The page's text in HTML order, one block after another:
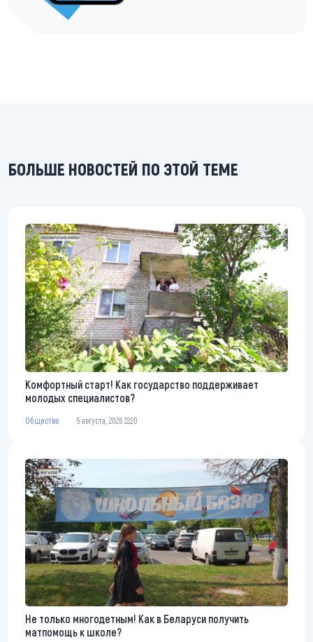
БОЛЬШЕ НОВОСТЕЙ ПО ЭТОЙ ТЕМЕ
Комфортный старт! Как государство поддерживает
молодых специалистов?
Общество 5 августа, 2026 22:20
Не только многодетным! Как в Беларуси получить
матпомощь к школе?